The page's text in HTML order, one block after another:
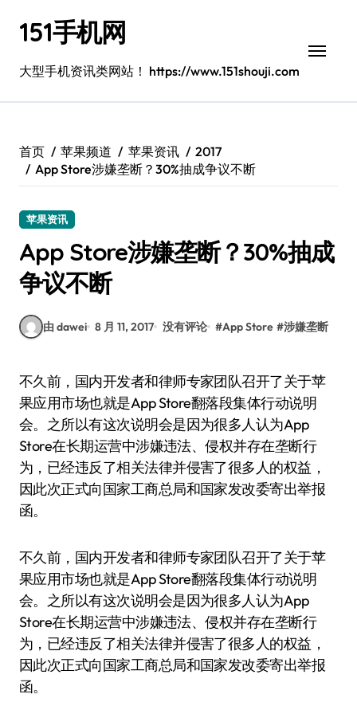
151手机网
大型手机资讯类网站！ https://www.151shouji.com
首页 苹果频道 苹果资讯
2017
App Store涉嫌垄断？30%抽成争议不断
苹果资讯
App Store涉嫌垄断？30%抽成
争议不断
由 dawei 8 月 11, 2017 没有评论 #App Store #涉嫌垄断
不久前，国内开发者和律师专家团队召开了关于苹
果应用市场也就是App Store翻落段集体行动说明
会。之所以有这次说明会是因为很多人认为App
Store在长期运营中涉嫌违法、侵权并存在垄断行
为，已经违反了相关法律并侵害了很多人的权益，
因此次正式向国家工商总局和国家发改委寄出举报
函。
不久前，国内开发者和律师专家团队召开了关于苹
果应用市场也就是App Store翻落段集体行动说明
会。之所以有这次说明会是因为很多人认为App
Store在长期运营中涉嫌违法、侵权并存在垄断行
为，已经违反了相关法律并侵害了很多人的权益，
因此次正式向国家工商总局和国家发改委寄出举报
函。